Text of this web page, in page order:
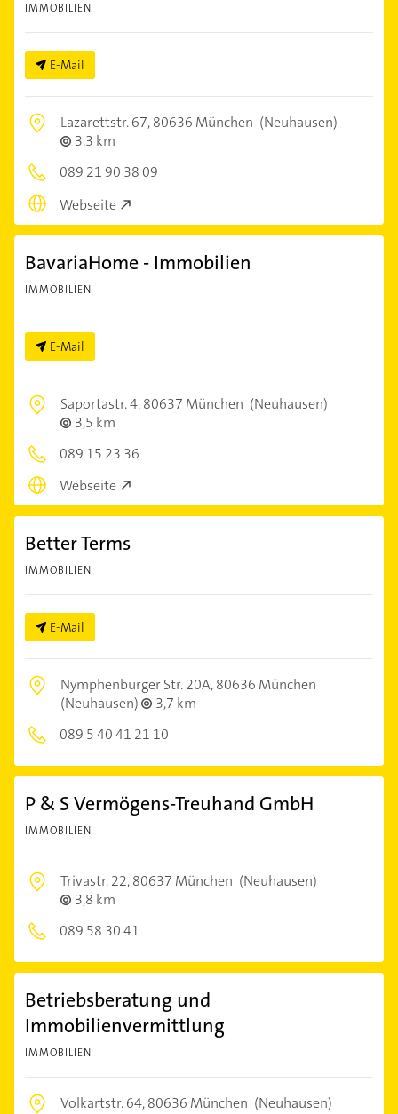
IMMOBILIEN
E-Mail
Lazarettstr. 67,80636 München (Neuhausen)
3,3 km
089 21 90 38 09
Webseite
BavariaHome - Immobilien
IMMOBILIEN
E-Mail
Saportastr. 4,80637 München (Neuhausen)
3,5 km
089 15 23 36
Webseite
Better Terms
IMMOBILIEN
E-Mail
Nymphenburger Str. 20A,80636 München
(Neuhausen)
3,7 km
089 5 40 41 21 10
P & S Vermögens-Treuhand GmbH
IMMOBILIEN
Trivastr. 22,80637 München (Neuhausen)
3,8 km
089 58 30 41
Betriebsberatung und
Immobilienvermittlung
IMMOBILIEN
Volkartstr. 64,80636 München (Neuhausen)